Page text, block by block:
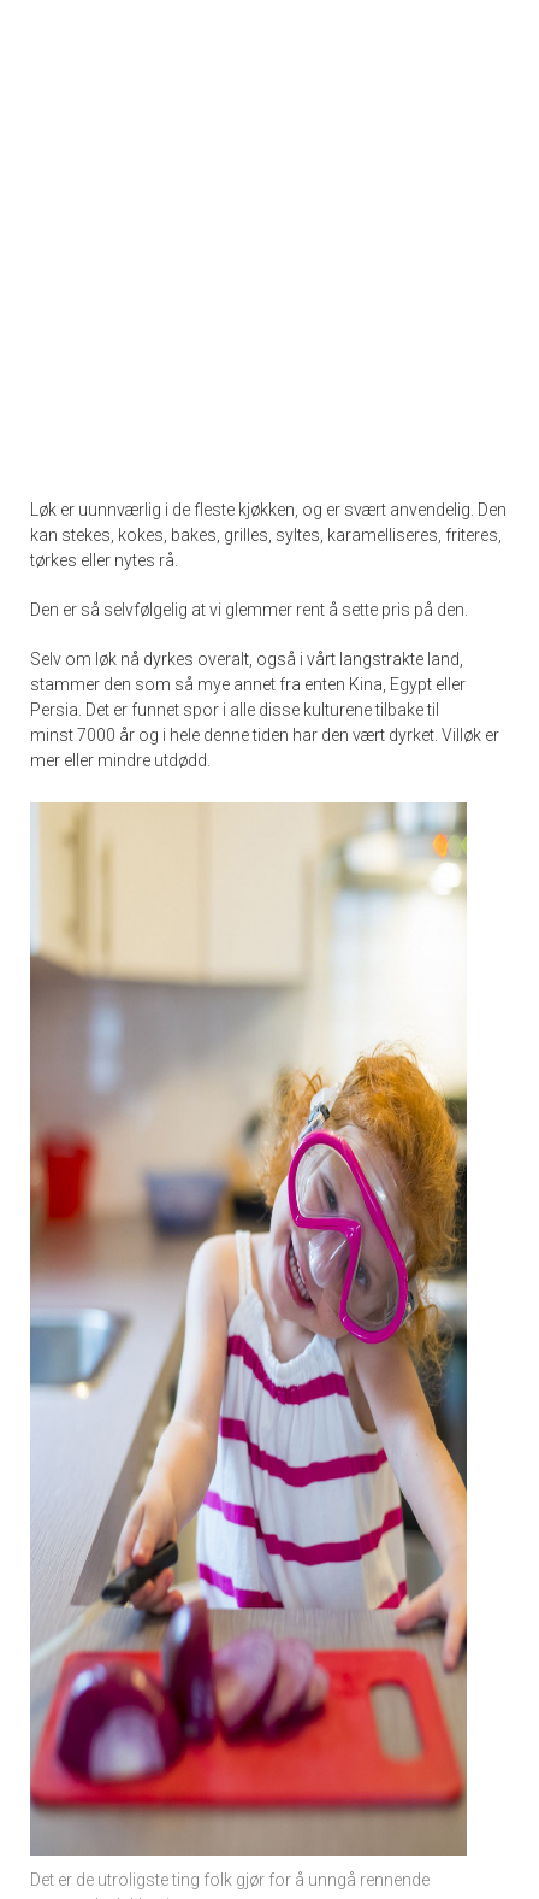
Løk er uunnværlig i de fleste kjøkken, og er svært anvendelig. Den
kan stekes, kokes, bakes, grilles, syltes, karamelliseres, friteres,
tørkes eller nytes rå.
Den er så selvfølgelig at vi glemmer rent å sette pris på den.
Selv om løk nå dyrkes overalt, også i vårt langstrakte land,
stammer den som så mye annet fra enten Kina, Egypt eller
Persia. Det er funnet spor i alle disse kulturene tilbake til
minst 7000 år og i hele denne tiden har den vært dyrket. Villøk er
mer eller mindre utdødd.
Det er de utroligste ting folk gjør for å unngå rennende